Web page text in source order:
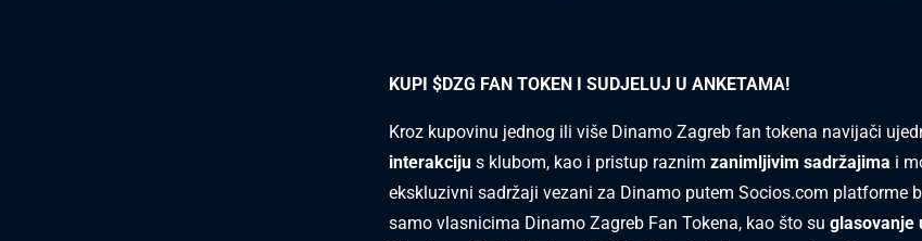
KUPI $DZG FAN TOKEN I SUDJELUJ U ANKETAMA!
Kroz kupovinu jednog ili više Dinamo Zagreb fan tokena navijači
interakciju s klubom, kao i pristup raznim zanimljivim sadržajima i
ekskluzivni sadržaji vezani za Dinamo putem Socios.com platforme
samo vlasnicima Dinamo Zagreb Fan Tokena, kao što su glasovanje